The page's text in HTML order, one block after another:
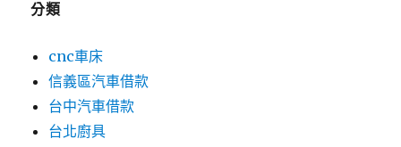
分類
cnc車床
信義區汽車借款
台中汽車借款
台北廚具